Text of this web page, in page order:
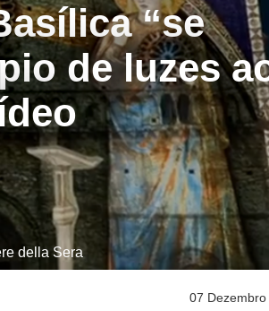
“se
de luzes
della Sera
07